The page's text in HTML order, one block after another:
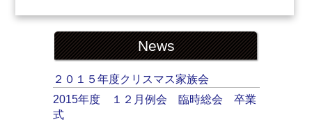
News
２０１５年度クリスマス家族会
2015年度 １２月例会 臨時総会 卒業
式